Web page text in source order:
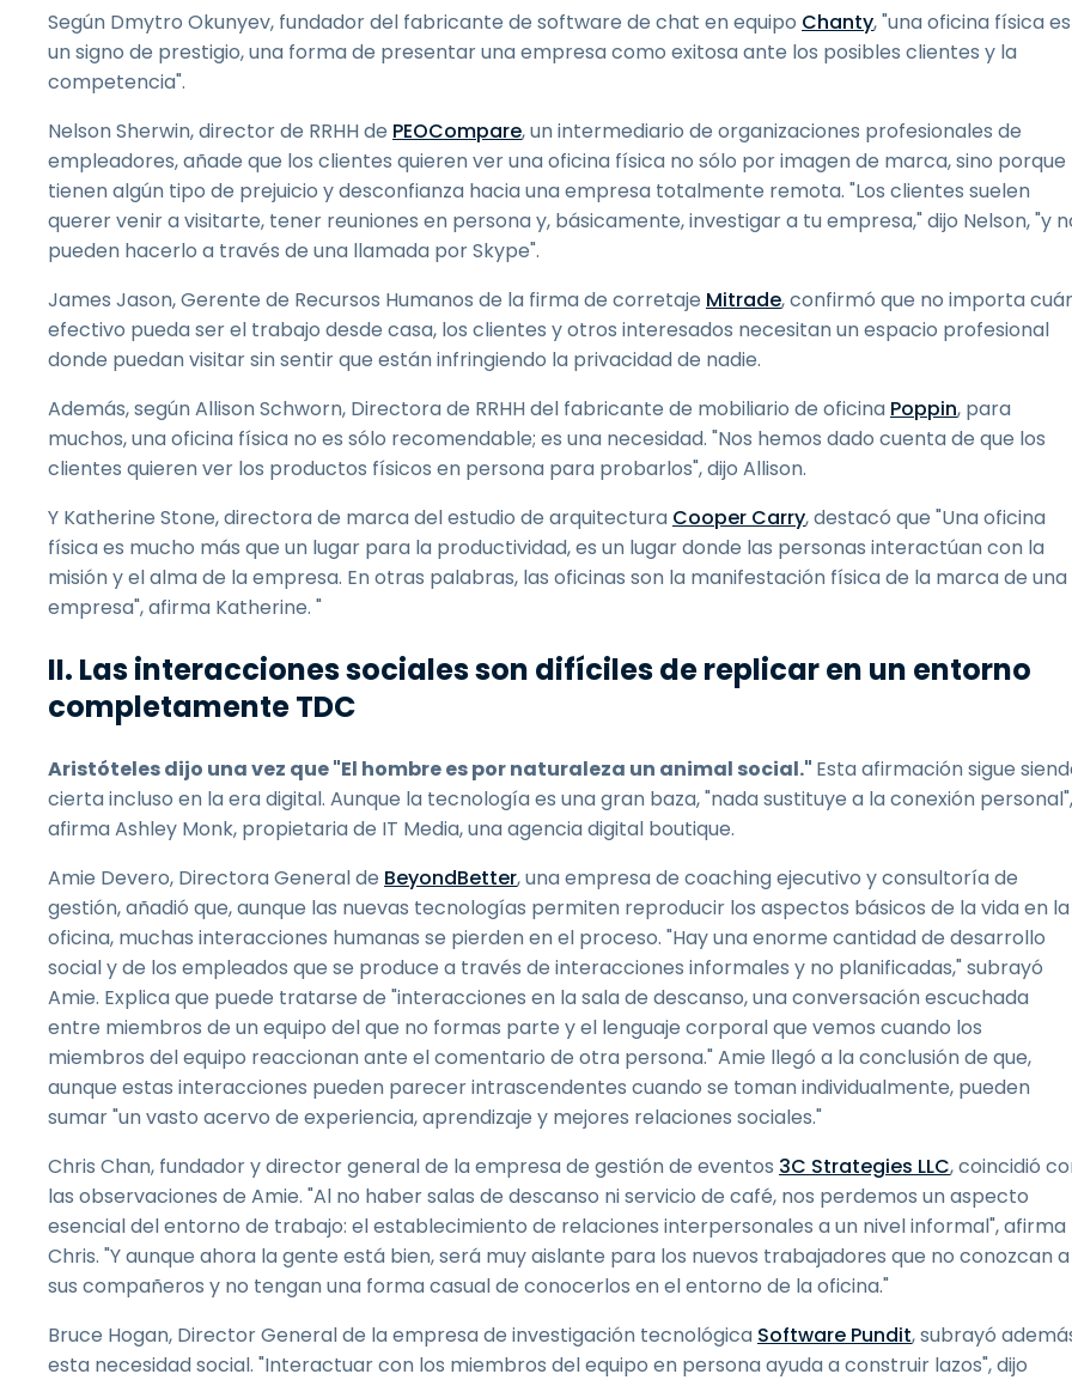
Según Dmytro Okunyev, fundador del fabricante de software de chat en equipo Chanty, "una oficina física es
un signo de prestigio, una forma de presentar una empresa como exitosa ante los posibles clientes y la
competencia".
Nelson Sherwin, director de RRHH de PEOCompare, un intermediario de organizaciones profesionales de
empleadores, añade que los clientes quieren ver una oficina física no sólo por imagen de marca, sino porque
tienen algún tipo de prejuicio y desconfianza hacia una empresa totalmente remota. "Los clientes suelen
querer venir a visitarte, tener reuniones en persona y, básicamente, investigar a tu empresa," dijo Nelson, "y
pueden hacerlo a través de una llamada por Skype".
James Jason, Gerente de Recursos Humanos de la firma de corretaje Mitrade, confirmó que no importa
efectivo pueda ser el trabajo desde casa, los clientes y otros interesados necesitan un espacio profesional
donde puedan visitar sin sentir que están infringiendo la privacidad de nadie.
Además, según Allison Schworn, Directora de RRHH del fabricante de mobiliario de oficina Poppin, para
muchos, una oficina física no es sólo recomendable; es una necesidad. "Nos hemos dado cuenta de que los
clientes quieren ver los productos físicos en persona para probarlos", dijo Allison.
Y Katherine Stone, directora de marca del estudio de arquitectura Cooper Carry, destacó que "Una oficina
física es mucho más que un lugar para la productividad, es un lugar donde las personas interactúan con la
misión y el alma de la empresa. En otras palabras, las oficinas son la manifestación física de la marca de una
empresa", afirma Katherine. "
II. Las interacciones sociales son difíciles de replicar en un entorno
completamente TDC
Aristóteles dijo una vez que "El hombre es por naturaleza un animal social." Esta afirmación sigue
cierta incluso en la era digital. Aunque la tecnología es una gran baza, "nada sustituye a la conexión personal",
afirma Ashley Monk, propietaria de IT Media, una agencia digital boutique.
Amie Devero, Directora General de BeyondBetter, una empresa de coaching ejecutivo y consultoría de
gestión, añadió que, aunque las nuevas tecnologías permiten reproducir los aspectos básicos de la vida en la
oficina, muchas interacciones humanas se pierden en el proceso. "Hay una enorme cantidad de desarrollo
social y de los empleados que se produce a través de interacciones informales y no planificadas," subrayó
Amie. Explica que puede tratarse de "interacciones en la sala de descanso, una conversación escuchada
entre miembros de un equipo del que no formas parte y el lenguaje corporal que vemos cuando los
miembros del equipo reaccionan ante el comentario de otra persona." Amie llegó a la conclusión de que,
aunque estas interacciones pueden parecer intrascendentes cuando se toman individualmente, pueden
sumar "un vasto acervo de experiencia, aprendizaje y mejores relaciones sociales."
Chris Chan, fundador y director general de la empresa de gestión de eventos 3C Strategies LLC, coincidió
las observaciones de Amie. "Al no haber salas de descanso ni servicio de café, nos perdemos un aspecto
esencial del entorno de trabajo: el establecimiento de relaciones interpersonales a un nivel informal", afirma
Chris. "Y aunque ahora la gente está bien, será muy aislante para los nuevos trabajadores que no conozcan a
sus compañeros y no tengan una forma casual de conocerlos en el entorno de la oficina."
Bruce Hogan, Director General de la empresa de investigación tecnológica Software Pundit, subrayó
esta necesidad social. "Interactuar con los miembros del equipo en persona ayuda a construir lazos", dijo